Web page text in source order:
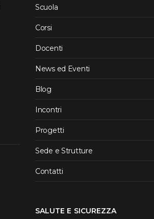
Scuola
Corsi
Docenti
News ed Eventi
Blog
Incontri
Progetti
Sede e Strutture
Contatti
SALUTE E SICUREZZA